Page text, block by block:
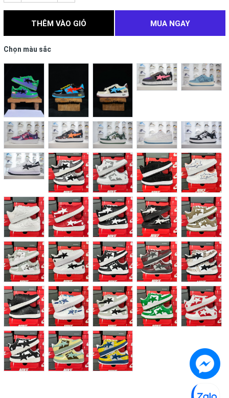
THÊM VÀO GIỎ MUA NGAY
Chọn màu sắc